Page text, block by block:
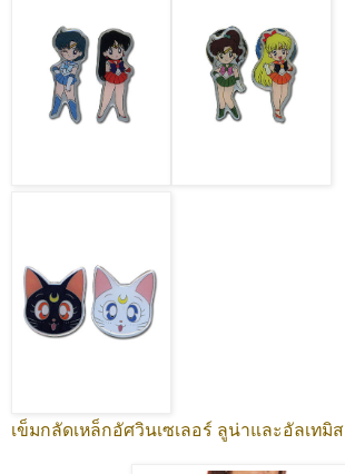
เข็มกลัดเหล็กอัศวินเซเลอร์ ลูน่าและอัลเทมิส